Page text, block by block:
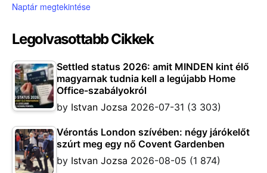
Naptár megtekintése
Legolvasottabb Cikkek
Settled status 2026: amit MINDEN kint élő
magyarnak tudnia kell a legújabb Home
Office-szabályokról
by Istvan Jozsa 2026-07-31 (3 303)
Vérontás London szívében: négy járókelőt
szúrt meg egy nő Covent Gardenben
by Istvan Jozsa 2026-08-05 (1 874)